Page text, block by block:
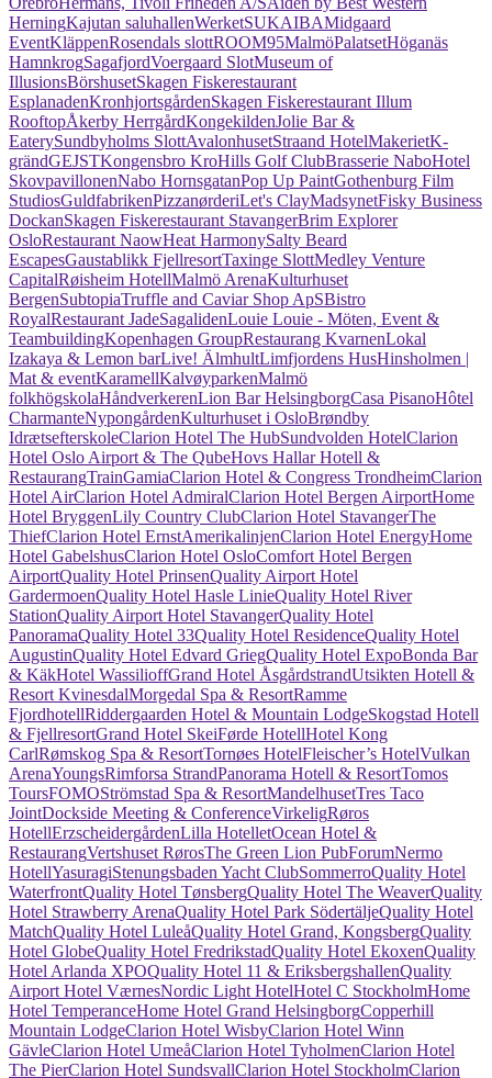
HerningKajutan saluhallenWerketSUKAIBAMidgaard
EventKläppenRosendals slottROOM95MalmöPalatsetHöganäs
HamnkrogSagafjordVoergaard SlotMuseum of
IllusionsBörshusetSkagen Fiskerestaurant
EsplanadenKronhjortsgårdenSkagen Fiskerestaurant Illum
RooftopÅkerby HerrgårdKongekildenJolie Bar &
EaterySundbyholms SlottAvalonhusetStraand HotelMakerietK-
grändGEJSTKongensbro KroHills Golf ClubBrasserie NaboHotel
SkovpavillonenNabo HornsgatanPop Up PaintGothenburg Film
StudiosGuldfabrikenPizzanørderiLet's ClayMadsynetFisky Business
DockanSkagen Fiskerestaurant StavangerBrim Explorer
OsloRestaurant NaowHeat HarmonySalty Beard
EscapesGaustablikk FjellresortTaxinge SlottMedley Venture
CapitalRøisheim HotellMalmö ArenaKulturhuset
BergenSubtopiaTruffle and Caviar Shop ApSBistro
RoyalRestaurant JadeSagalidenLouie Louie - Möten, Event &
TeambuildingKopenhagen GroupRestaurang KvarnenLokal
Izakaya & Lemon barLive! ÄlmhultLimfjordens HusHinsholmen |
Mat & eventKaramellKalvøyparkenMalmö
folkhögskolaHåndverkerenLion Bar HelsingborgCasa PisanoHôtel
CharmanteNypongårdenKulturhuset i OsloBrøndby
IdrætsefterskoleClarion Hotel The HubSundvolden HotelClarion
Hotel Oslo Airport & The QubeHovs Hallar Hotell &
RestaurangTrainGamiaClarion Hotel & Congress TrondheimClarion
Hotel AirClarion Hotel AdmiralClarion Hotel Bergen AirportHome
Hotel BryggenLily Country ClubClarion Hotel StavangerThe
ThiefClarion Hotel ErnstAmerikalinjenClarion Hotel EnergyHome
Hotel GabelshusClarion Hotel OsloComfort Hotel Bergen
AirportQuality Hotel PrinsenQuality Airport Hotel
GardermoenQuality Hotel Hasle LinieQuality Hotel River
StationQuality Airport Hotel StavangerQuality Hotel
PanoramaQuality Hotel 33Quality Hotel ResidenceQuality Hotel
AugustinQuality Hotel Edvard GriegQuality Hotel ExpoBonda Bar
& KäkHotel WassilioffGrand Hotel ÅsgårdstrandUtsikten Hotell &
Resort KvinesdalMorgedal Spa & ResortRamme
FjordhotellRiddergaarden Hotel & Mountain LodgeSkogstad Hotell
& FjellresortGrand Hotel SkeiFørde HotellHotel Kong
CarlRømskog Spa & ResortTornøes HotelFleischer’s HotelVulkan
ArenaYoungsRimforsa StrandPanorama Hotell & ResortTomos
ToursFOMOStrömstad Spa & ResortMandelhusetTres Taco
JointDockside Meeting & ConferenceVirkeligRøros
HotellErzscheidergårdenLilla HotelletOcean Hotel &
RestaurangVertshuset RørosThe Green Lion PubForumNermo
HotellYasuragiStenungsbaden Yacht ClubSommerroQuality Hotel
WaterfrontQuality Hotel TønsbergQuality Hotel The WeaverQuality
Hotel Strawberry ArenaQuality Hotel Park SödertäljeQuality Hotel
MatchQuality Hotel LuleåQuality Hotel Grand, KongsbergQuality
Hotel GlobeQuality Hotel FredrikstadQuality Hotel EkoxenQuality
Hotel Arlanda XPOQuality Hotel 11 & EriksbergshallenQuality
Airport Hotel VærnesNordic Light HotelHotel C StockholmHome
Hotel TemperanceHome Hotel Grand HelsingborgCopperhill
Mountain LodgeClarion Hotel WisbyClarion Hotel Winn
GävleClarion Hotel UmeåClarion Hotel TyholmenClarion Hotel
The PierClarion Hotel SundsvallClarion Hotel StockholmClarion